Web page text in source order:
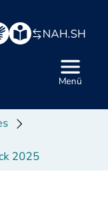
NAH.SH
Menü
2025